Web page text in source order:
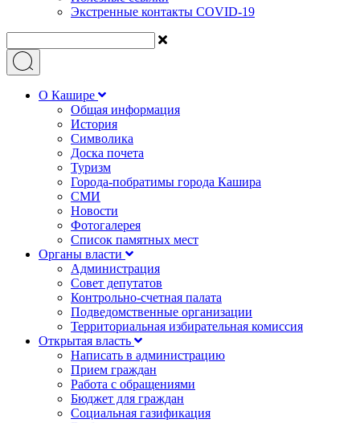
Экстренные контакты COVID-19
О Кашире
Общая информация
История
Символика
Доска почета
Туризм
Города-побратимы города Кашира
СМИ
Новости
Фотогалерея
Список памятных мест
Органы власти
Администрация
Совет депутатов
Контрольно-счетная палата
Подведомственные организации
Территориальная избирательная комиссия
Открытая власть
Написать в администрацию
Прием граждан
Работа с обращениями
Бюджет для граждан
Социальная газификация